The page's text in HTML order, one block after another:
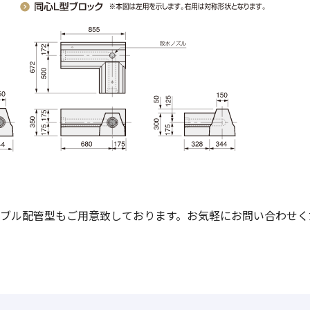
配管型もご用意致しております。お気軽にお問い合わせ